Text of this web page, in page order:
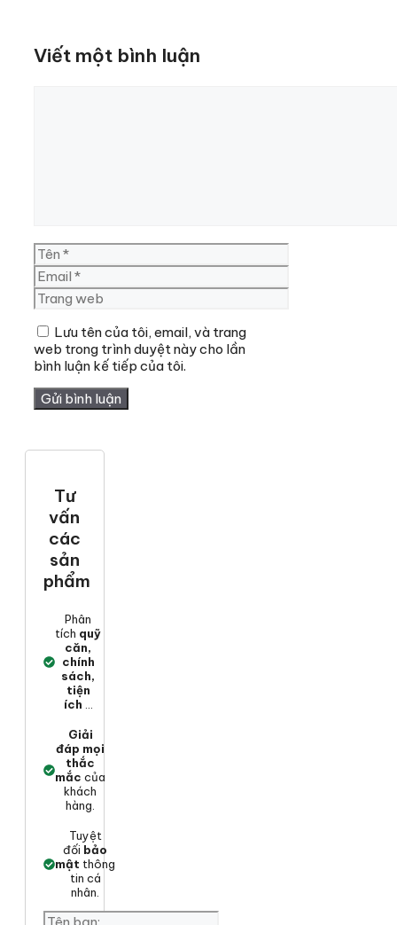
Viết một bình luận
Tên
Email
Trang
web
Lưu tên của tôi, email, và trang
web trong trình duyệt này cho lần
bình luận kế tiếp của tôi.
Tư
vấn
các
sản
phẩm
Phân
tích quỹ
căn,
chính
sách,
tiện
ích ...
Giải
đáp mọi
thắc
mắc của
khách
hàng.
Tuyệt
đối bảo
mật thông
tin cá
nhân.